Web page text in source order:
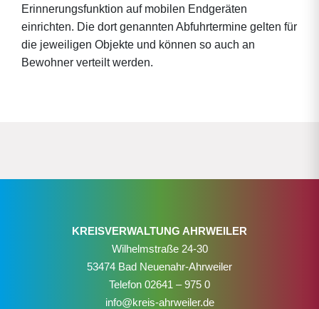
Erinnerungsfunktion auf mobilen Endgeräten
einrichten. Die dort genannten Abfuhrtermine gelten für
die jeweiligen Objekte und können so auch an
Bewohner verteilt werden.
KREISVERWALTUNG AHRWEILER
Wilhelmstraße 24-30
53474 Bad Neuenahr-Ahrweiler
Telefon 02641 – 975 0
info@kreis-ahrweiler.de